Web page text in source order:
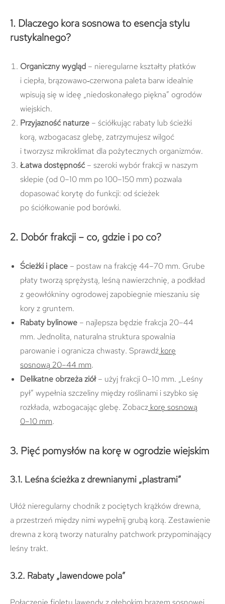
1. Dlaczego kora sosnowa to esencja stylu
rustykalnego?
Organiczny wygląd – nieregularne kształty płatków
i ciepła, brązowawo‑czerwona paleta barw idealnie
wpisują się w ideę „niedoskonałego piękna” ogrodów
wiejskich.
Przyjazność naturze – ściółkując rabaty lub ścieżki
korą, wzbogacasz glebę, zatrzymujesz wilgoć
i tworzysz mikroklimat dla pożytecznych organizmów.
Łatwa dostępność – szeroki wybór frakcji w naszym
sklepie (od 0–10 mm po 100–150 mm) pozwala
dopasować korytę do funkcji: od ścieżek
po ściółkowanie pod borówki.
2. Dobór frakcji – co, gdzie i po co?
Ścieżki i place – postaw na frakcję 44–70 mm. Grube
płaty tworzą sprężystą, leśną nawierzchnię, a podkład
z geowłókniny ogrodowej zapobiegnie mieszaniu się
kory z gruntem.
Rabaty bylinowe – najlepsza będzie frakcja 20–44
mm. Jednolita, naturalna struktura spowalnia
parowanie i ogranicza chwasty. Sprawdź korę
sosnową 20–44 mm.
Delikatne obrzeża ziół– użyj frakcji 0–10 mm. „Leśny
pył” wypełnia szczeliny między roślinami i szybko się
rozkłada, wzbogacając glebę. Zobacz korę sosnową
0–10 mm.
3. Pięć pomysłów na korę w ogrodzie wiejskim
3.1. Leśna ścieżka z drewnianymi „plastrami”
Ułóż nieregularny chodnik z pociętych krążków drewna,
a przestrzeń między nimi wypełnij grubą korą. Zestawienie
drewna z korą tworzy naturalny patchwork przypominający
leśny trakt.
3.2. Rabaty „lawendowe pola”